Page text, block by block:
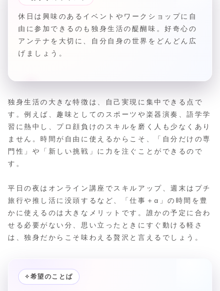
休日は興味のあるイベントやワークショップに自
由に参加できるのも独身生活の醍醐味。好奇心の
アンテナを大切に、自分自身の世界をどんどん広
げましょう。
独身生活の大きな特徴は、自己実現に集中できる点で
す。例えば、趣味としてのスポーツや楽器演奏、語学学
習に熱中し、プロ顔負けのスキルを磨く人も少なくあり
ません。時間が自由に使えるからこそ、「自分だけの専
門性」や「新しい挑戦」に力を注ぐことができるので
す。
平日の夜はオンライン講座でスキルアップ、週末はプチ
旅行や推し活に没頭するなど、「仕事＋α」の時間を豊
かに使えるのは大きなメリットです。誰かの予定に合わ
せる必要がない分、思い立ったときにすぐ動ける軽さ
は、独身だからこそ味わえる贅沢と言えるでしょう。
✧希望のことば